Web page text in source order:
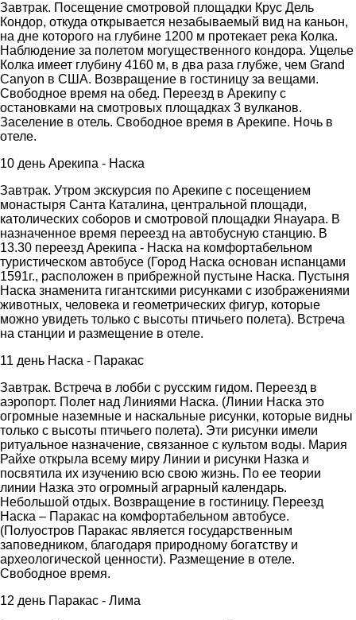
Завтрак. Посещение смотровой площадки Крус Дель
Кондор, откуда открывается незабываемый вид на каньон,
на дне которого на глубине 1200 м протекает река Колка.
Наблюдение за полетом могущественного кондора. Ущелье
Колка имеет глубину 4160 м, в два раза глубже, чем Grand
Canyon в США. Возвращение в гостиницу за вещами.
Свободное время на обед. Переезд в Арекипу с
остановками на смотровых площадках 3 вулканов.
Заселение в отель. Свободное время в Арекипе. Ночь в
отеле.
10 день Арекипа - Наска
Завтрак. Утром экскурсия по Арекипе с посещением
монастыря Санта Каталина, центральной площади,
католических соборов и смотровой площадки Янауара. В
назначенное время переезд на автобусную станцию. В
13.30 переезд Арекипа - Наска на комфортабельном
туристическом автобусе (Город Наска основан испанцами
1591г., расположен в прибрежной пустыне Наска. Пустыня
Наска знаменита гигантскими рисунками с изображениями
животных, человека и геометрических фигур, которые
можно увидеть только с высоты птичьего полета). Bстреча
на станции и размещение в отеле.
11 день Наска - Паракас
Завтрак. Встреча в лобби с русским гидом. Переезд в
аэропорт. Полет над Линиями Наска. (Линии Наcка это
огромные наземные и наскальные рисунки, которые видны
только с высоты птичьего полета). Эти рисунки имели
ритуальное назначение, связанное с культом воды. Мария
Райхе открыла всему миру Линии и рисунки Назка и
посвятила их изучению всю свою жизнь. По ее теории
линии Назка это огромный аграрный календарь.
Небольшой отдых. Возвращение в гостиницу. Переезд
Наска – Паракас на комфортабельном автобусе.
(Полуостров Паракас является государственным
заповедником, благодаря природному богатству и
археологической ценности). Размещение в отеле.
Свободное время.
12 день Паракас - Лима